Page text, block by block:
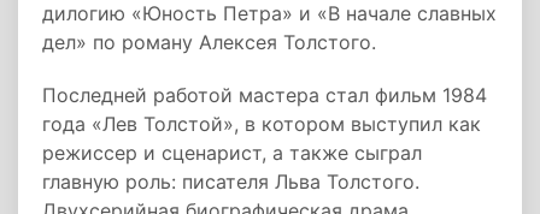
дилогию «Юность Петра» и «В начале славных
дел» по роману Алексея Толстого.
Последней работой мастера стал фильм 1984
года «Лев Толстой», в котором выступил как
режиссер и сценарист, а также сыграл
главную роль: писателя Льва Толстого.